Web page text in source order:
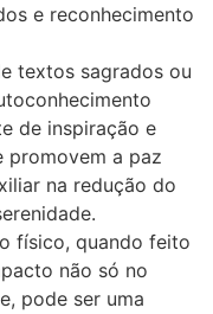
e reconhecimento
textos sagrados ou
de inspiração e
promovem a paz
na redução do
físico, quando feito
não só no
pode ser uma